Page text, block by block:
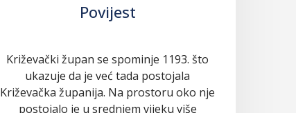
Povijest
Križevački župan se spominje 1193. što
ukazuje da je već tada postojala
Križevačka županija. Na prostoru oko nje
postojalo je u srednjem vijeku više